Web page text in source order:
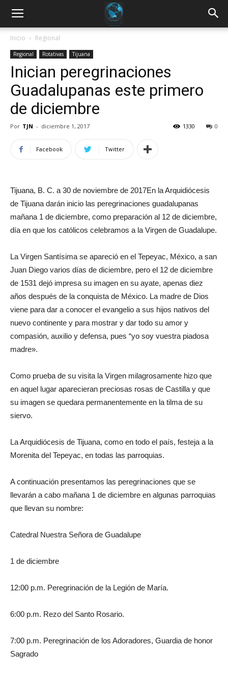
Inicio Regional
Regional Rotativas Tijuana
Inician peregrinaciones
Guadalupanas este primero
de diciembre
Por TJN - diciembre 1, 2017 0
1330
Facebook Twitter
Tijuana, B. C. a 30 de noviembre de 2017En la Arquidiócesis
de Tijuana darán inicio las peregrinaciones guadalupanas
mañana 1 de diciembre, como preparación al 12 de diciembre,
día en que los católicos celebramos a la Virgen de Guadalupe.
La Virgen Santísima se apareció en el Tepeyac, México, a san
Juan Diego varios días de diciembre, pero el 12 de diciembre
de 1531 dejó impresa su imagen en su ayate, apenas diez
años después de la conquista de México. La madre de Dios
viene para dar a conocer el evangelio a sus hijos nativos del
nuevo continente y para mostrar y dar todo su amor y
compasión, auxilio y defensa, pues “yo soy vuestra piadosa
madre».
Como prueba de su visita la Virgen milagrosamente hizo que
en aquel lugar aparecieran preciosas rosas de Castilla y que
su imagen se quedara permanentemente en la tilma de su
siervo.
La Arquidiócesis de Tijuana, como en todo el país, festeja a la
Morenita del Tepeyac, en todas las parroquias.
A continuación presentamos las peregrinaciones que se
llevarán a cabo mañana 1 de diciembre en algunas parroquias
que llevan su nombre:
Catedral Nuestra Señora de Guadalupe
1 de diciembre
12:00 p.m. Peregrinación de la Legión de María.
6:00 p.m. Rezo del Santo Rosario.
7:00 p.m. Peregrinación de los Adoradores, Guardia de honor
Sagrado